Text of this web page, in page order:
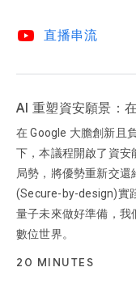
video_youtube 直播串流
AI 重塑資安願景：
在 Google 大膽創新且
下，本議程開啟了資安
局勢，將優勢重新交
(Secure-by-design)實
量子未來做好準備，我
數位世界。
20 MINUTES